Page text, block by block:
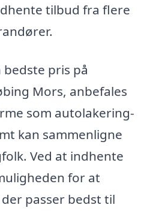
tilbud fra flere
pris på
Mors, anbefales
som autolakering-
kan sammenligne
Ved at indhente
for at
passer bedst til